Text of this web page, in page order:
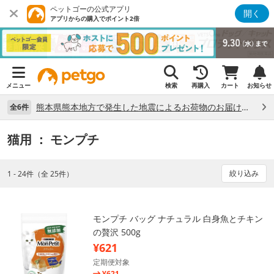
ペットゴーの公式アプリ
アプリからの購入でポイント2倍 開く
メニュー 検索 再購入 カート お知らせ
全6件 熊本県熊本地方で発生した地震によるお荷物のお届け状況について （7/28）
猫用 ： モンプチ
1 - 24件（全 25件） 絞り込み
モンプチ バッグ ナチュラル 白身魚とチキン
の贅沢 500g
¥621
定期便対象